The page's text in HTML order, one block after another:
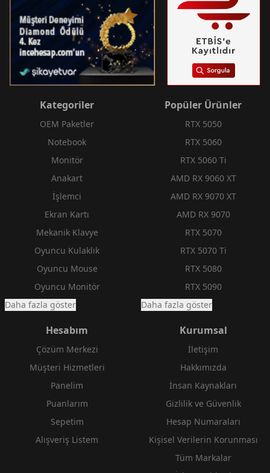
Kategoriler
OEM Paketler
Notebook
Monitör
Anakart
İşlemci
Ekran Kartı
Mekanik Klavye
Oyuncu Kulaklık
Oyuncu Mouse
Oyuncu Monitör
Daha fazla göster
Popüler Ürünler
RTX 5050
RTX 5060
RTX 5060 Ti
AMD RX 9060 XT
AMD RX 9070 XT
AMD RX 9070
RTX 5070
RTX 5070 Ti
RTX 5080
RTX 5090
Daha fazla göster
Hesabım
Çözüm Merkezi
Müşteri Hizmetleri
Panelim
Puanlarım
Sepetim
Alışveriş Listem
Kurumsal
İletişim
Hakkımızda
İnsan Kaynakları
Gizlilik ve Güvenlik
Hesap Numaraları
Kişisel Verilerin Korunması
Tüm Markalar